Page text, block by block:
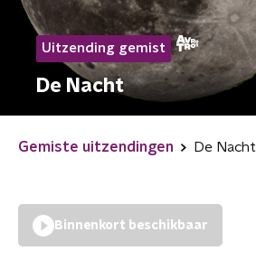
Uitzending gemist
De Nacht
Gemiste uitzendingen De Nacht
Binnenkort beschikbaar